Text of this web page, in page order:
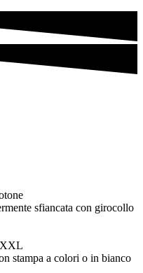
sfiancata con girocollo
stampa a colori o in bianco